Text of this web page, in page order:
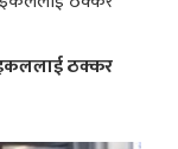
ठक्कर